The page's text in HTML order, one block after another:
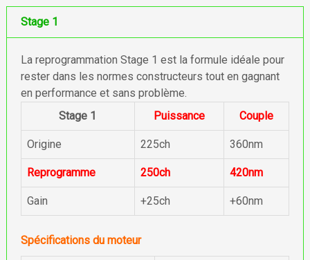
Stage 1
La reprogrammation Stage 1 est la formule idéale pour
rester dans les normes constructeurs tout en gagnant
en performance et sans problème.
Stage 1
Puissance Couple
Origine 225ch 360nm
Reprogramme 250ch 420nm
Gain +25ch +60nm
Spécifications du moteur